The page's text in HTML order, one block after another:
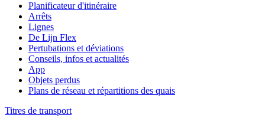
Planificateur d'itinéraire
Arrêts
Lignes
De Lijn Flex
Pertubations et déviations
Conseils, infos et actualités
App
Objets perdus
Plans de réseau et répartitions des quais
Titres de transport